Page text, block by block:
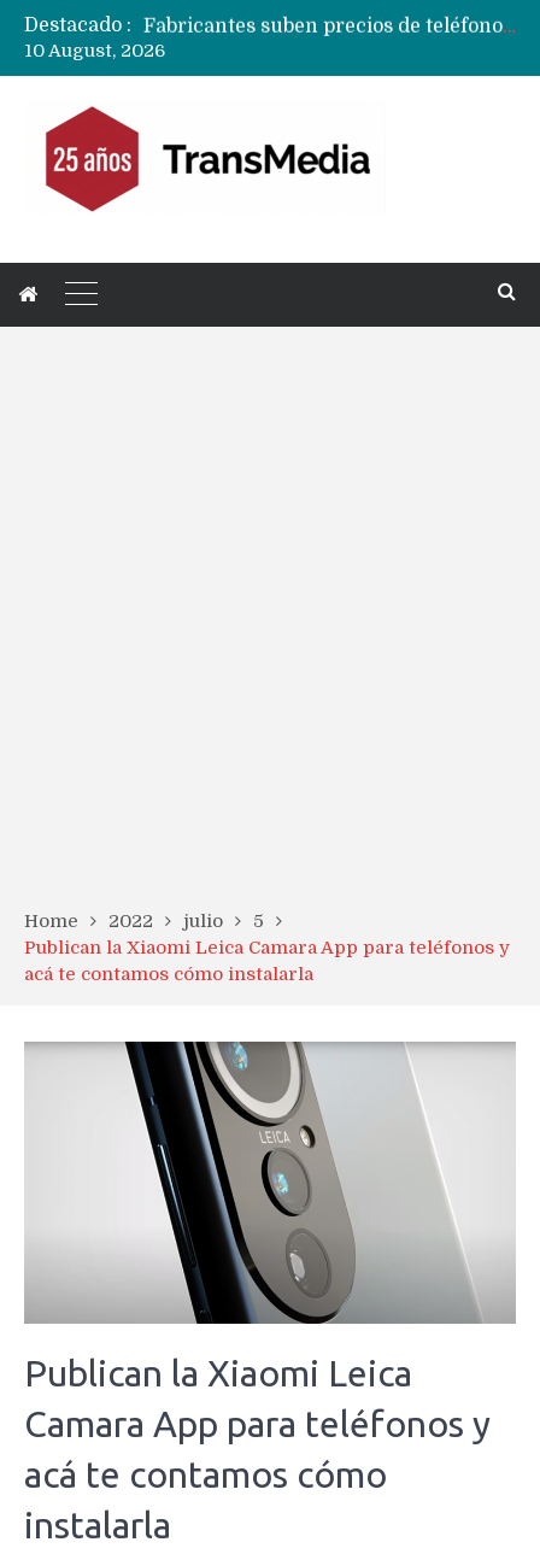
Destacado :
Fabricantes suben precios de teléfonos y ganan más dinero en un mercado donde Xiaomi alerta por no mejorar ventas
10 August, 2026
Home 2022 julio
5
Publican la Xiaomi Leica Camara App para teléfonos y
acá te contamos cómo instalarla
Publican la Xiaomi Leica
Camara App para teléfonos y
acá te contamos cómo
instalarla